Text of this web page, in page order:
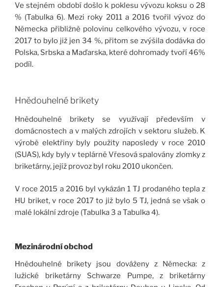
Ve stejném období došlo k poklesu vývozu koksu o 28
% (Tabulka 6). Mezi roky 2011 a 2016 tvořil vývoz do
Německa přibližně polovinu celkového vývozu, v roce
2017 to bylo již jen 34 %, přitom se zvýšila dodávka do
Polska, Srbska a Maďarska, které dohromady tvoří 46%
podíl.
Hnědouhelné brikety
Hnědouhelné brikety se využívají především v
domácnostech a v malých zdrojích v sektoru služeb. K
výrobě elektřiny byly použity naposledy v roce 2010
(SUAS), kdy byly v teplárně Vřesová spalovány zlomky z
briketárny, jejíž provoz byl roku 2010 ukončen.
V roce 2015 a 2016 byl vykázán 1 TJ prodaného tepla z
HU briket, v roce 2017 to již bylo 5 TJ, jedná se však o
malé lokální zdroje (Tabulka 3 a Tabulka 4).
Mezinárodní obchod
Hnědouhelné brikety jsou dováženy z Německa: z
lužické briketárny Schwarze Pumpe, z briketárny